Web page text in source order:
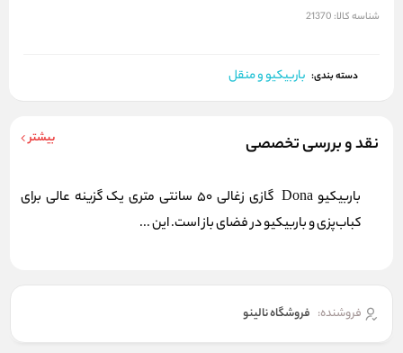
شناسه کالا: 21370
دسته بندی: باربیکیو و منقل
نقد و بررسی تخصصی بیشتر
باربیکیو Dona گازی زغالی 50 سانتی متری یک گزینه عالی برای
کباب‌پزی و باربیکیو در فضای باز است. این ...
فروشنده: فروشگاه نالینو